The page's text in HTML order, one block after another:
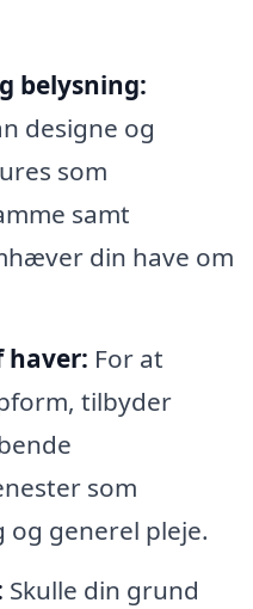
belysning:
designe og
som
samt
din have om
haver: For at
tilbyder
som
generel pleje.
Skulle din grund